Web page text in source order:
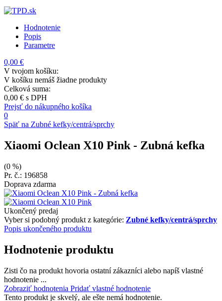
Hodnotenie
Popis
Parametre
0,00 €
V tvojom košíku:
V košíku nemáš žiadne produkty
Celková suma:
0,00 € s DPH
Prejsť do nákupného košíka
0
Späť na Zubné kefky/centrá/sprchy
Xiaomi Oclean X10 Pink - Zubná kefka
(0 %)
Pr. č.: 196858
Doprava zdarma
Ukončený predaj
Vyber si podobný produkt z kategórie: Zubné kefky/centrá/sprchy
Popis ukončeného produktu
Hodnotenie produktu
Zisti čo na produkt hovoria ostatní zákazníci alebo napíš vlastné
hodnotenie ...
Zobraziť hodnotenia Pridať vlastné hodnotenie
Tento produkt je skvelý, ale ešte nemá hodnotenie.